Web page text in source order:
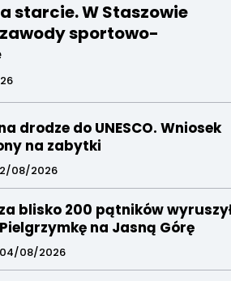
starcie. W Staszowie
sportowo-
drodze do UNESCO. Wniosek
na zabytki
08/2026
blisko 200 pątników
na Jasną Górę
04/08/2026